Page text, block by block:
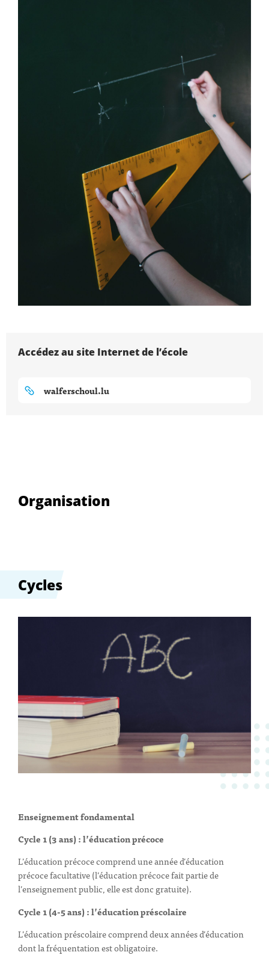
Accédez au site Internet de l’école
walferschoul.lu
Organisation
Cycles
Enseignement fondamental
Cycle 1 (3 ans) : l’éducation précoce
L’éducation précoce comprend une année d’éducation
précoce facultative (l’éducation précoce fait partie de
l’enseignement public, elle est donc gratuite).
Cycle 1 (4-5 ans) : l’éducation préscolaire
L’éducation préscolaire comprend deux années d’éducation
dont la fréquentation est obligatoire.